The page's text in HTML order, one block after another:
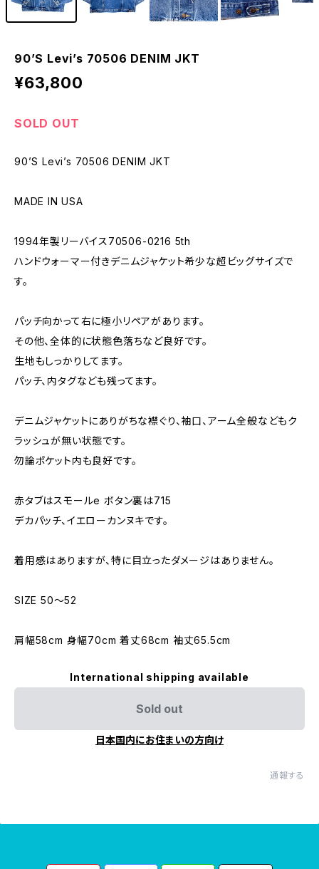
90’S Levi’s 70506 DENIM JKT
¥63,800
SOLD OUT
90’S Levi’s 70506 DENIM JKT
MADE IN USA
1994年製リーバイス70506-0216 5th
ハンドウォーマー付きデニムジャケット希少な超ビッグサイズで
す。
パッチ向かって右に極小リペアがあります。
その他、全体的に状態色落ちなど良好です。
生地もしっかりしてます。
パッチ、内タグなども残ってます。
デニムジャケットにありがちな襟ぐり、袖口、アーム全般などもク
ラッシュが無い状態です。
勿論ポケット内も良好です。
赤タブはスモールe ボタン裏は715
デカパッチ、イエローカンヌキです。
着用感はありますが、特に目立ったダメージはありません。
SIZE 50〜52
肩幅58cm 身幅70cm 着丈68cm 袖丈65.5cm
International shipping available
Sold out
日本国内にお住まいの方向け
通報する